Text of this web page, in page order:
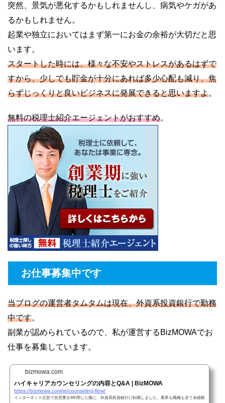
突然、景気が悪化するかもしれませんし、病気やケガがあ
るかもしれません。
起業や独立においてはまず第一にお金の余裕が大切だと思
います。
スタートした時には、様々な不安やストレスがあるはずで
すから、少しでも貯金が十分にあれば多少心配も減り、焦
らずじっくりと良いビジネスに発展できると思いますよ。
無料の税理士紹介エージェントがおすすめ。
お仕事募集中です
当ブログの運営者タムタムは現在、外資系投資銀行で勤務
中です。
副業が認められているので、私が運営するBizMOWAでお
仕事を募集しています。
bizmowa.com
ハイキャリアカウンセリングの内容とQ&A | BizMOWA
https://bizmowa.com/jp/counseling-flow/
インターネット広告で自営業を9年間した後に、外資系投資銀行に転職しました。業界も職種も全て未経験